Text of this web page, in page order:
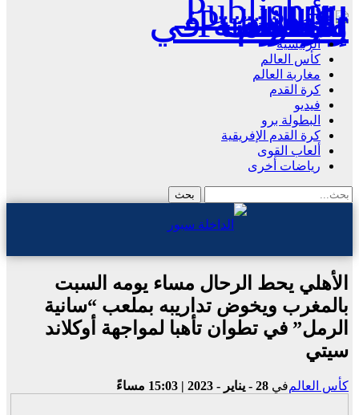
Publisher - تغطية إخبارية لكافة الأحداث الرياضية في المغرب والعالم.
الرئيسية
كأس العالم
مغاربة العالم
كرة القدم
فيديو
البطولة برو
كرة القدم الإفريقية
ألعاب القوى
رياضات أخرى
الأهلي يحط الرحال مساء يومه السبت
بالمغرب ويخوض تداريبه بملعب “سانية
الرمل” في تطوان تأهبا لمواجهة أوكلاند
سيتي
كأس العالمفي 28 - يناير - 2023 | 15:03 مساءً